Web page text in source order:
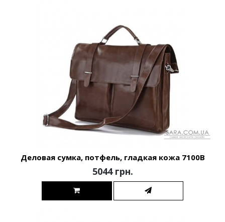
Деловая сумка, потфель, гладкая кожа 7100B
5044 грн.